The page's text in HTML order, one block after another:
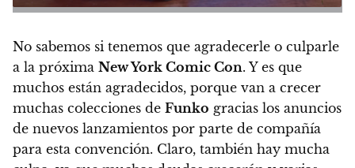
No sabemos si tenemos que agradecerle o culparle
a la próxima New York Comic Con. Y es que
muchos están agradecidos, porque van a crecer
muchas colecciones de Funko gracias los anuncios
de nuevos lanzamientos por parte de compañía
para esta convención. Claro, también hay mucha